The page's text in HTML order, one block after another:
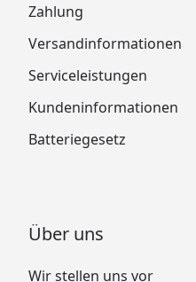
Zahlung
Versandinformationen
Serviceleistungen
Kundeninformationen
Batteriegesetz
Über uns
Wir stellen uns vor